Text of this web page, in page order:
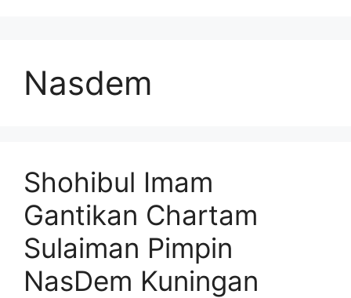
Nasdem
Shohibul Imam
Gantikan Chartam
Sulaiman Pimpin
NasDem Kuningan